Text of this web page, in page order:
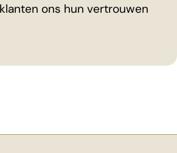
ons hun vertrouwen